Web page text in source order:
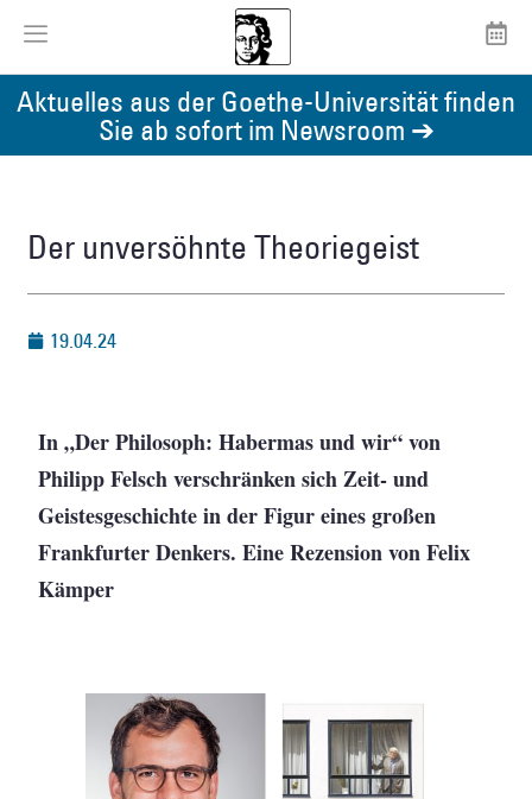
Aktuelles aus der Goethe-Universität finden
Sie ab sofort im Newsroom ➔
Der unversöhnte Theoriegeist
19.04.24
In „Der Philosoph: Habermas und wir“ von
Philipp Felsch verschränken sich Zeit- und
Geistesgeschichte in der Figur eines großen
Frankfurter Denkers. Eine Rezension von Felix
Kämper